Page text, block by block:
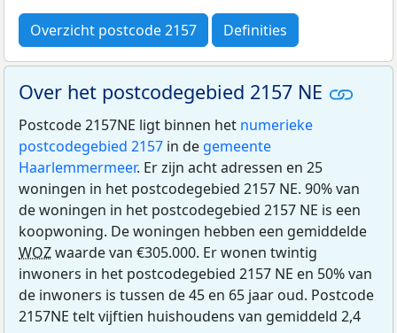
Overzicht postcode 2157 Definities
Over het postcodegebied 2157 NE
Postcode 2157NE ligt binnen het numerieke
postcodegebied 2157 in de gemeente
Haarlemmermeer. Er zijn acht adressen en 25
woningen in het postcodegebied 2157 NE. 90% van
de woningen in het postcodegebied 2157 NE is een
koopwoning. De woningen hebben een gemiddelde
WOZwaarde van €305.000. Er wonen twintig
inwoners in het postcodegebied 2157 NE en 50% van
de inwoners is tussen de 45 en 65 jaar oud. Postcode
2157NE telt vijftien huishoudens van gemiddeld 2,4